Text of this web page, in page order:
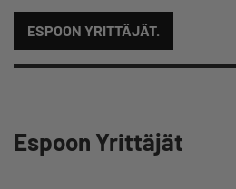
ESPOON YRITTÄJÄT.
Espoon Yrittäjät